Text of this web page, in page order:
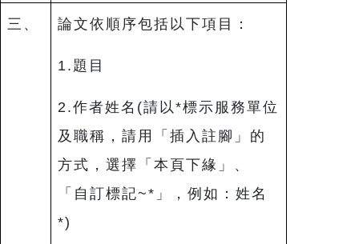
三、 論文依順序包括以下項目：
1.題目
2.作者姓名(請以*標示服務單位
及職稱，請用「插入註腳」的
方式，選擇「本頁下緣」、
「自訂標記~*」，例如：姓名
*)